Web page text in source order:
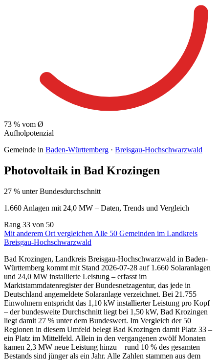
73 % vom Ø
Aufholpotenzial
Gemeinde in Baden-Württemberg · Breisgau-Hochschwarzwald
Photovoltaik in Bad Krozingen
27 % unter Bundesdurchschnitt
1.660 Anlagen mit 24,0 MW – Daten, Trends und Vergleich
Rang 33 von 50
Mit anderem Ort vergleichen Alle 50 Gemeinden im Landkreis
Breisgau-Hochschwarzwald
Bad Krozingen, Landkreis Breisgau-Hochschwarzwald in Baden-
Württemberg kommt mit Stand 2026-07-28 auf 1.660 Solaranlagen
und 24,0 MW installierte Leistung – erfasst im
Marktstammdatenregister der Bundesnetzagentur, das jede in
Deutschland angemeldete Solaranlage verzeichnet. Bei 21.755
Einwohnern entspricht das 1,10 kW installierter Leistung pro Kopf
– der bundesweite Durchschnitt liegt bei 1,50 kW, Bad Krozingen
liegt damit 27 % unter dem Bundeswert. Im Vergleich der 50
Regionen in diesem Umfeld belegt Bad Krozingen damit Platz 33 –
ein Platz im Mittelfeld. Allein in den vergangenen zwölf Monaten
kamen 2,3 MW neue Leistung hinzu – rund 10 % des gesamten
Bestands sind jünger als ein Jahr. Alle Zahlen stammen aus dem